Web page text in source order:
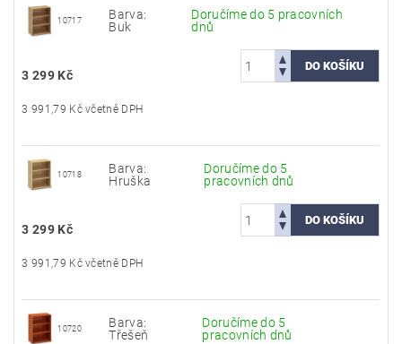
10717
Barva:
Buk
Doručíme do 5 pracovních
dnů
3 299 Kč
3 991,79 Kč včetně DPH
10718
Barva:
Hruška
Doručíme do 5
pracovních dnů
3 299 Kč
3 991,79 Kč včetně DPH
10720
Barva:
Třešeň
Doručíme do 5
pracovních dnů